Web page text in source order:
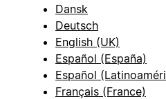
Dansk
Deutsch
English (UK)
Español (España)
Español
Français (France)